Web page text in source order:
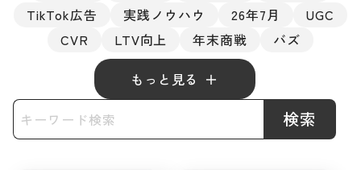
TikTok広告
実践ノウハウ 26年7月
UGC
CVR
LTV向上 年末商戦 バズ
もっと見る
検索